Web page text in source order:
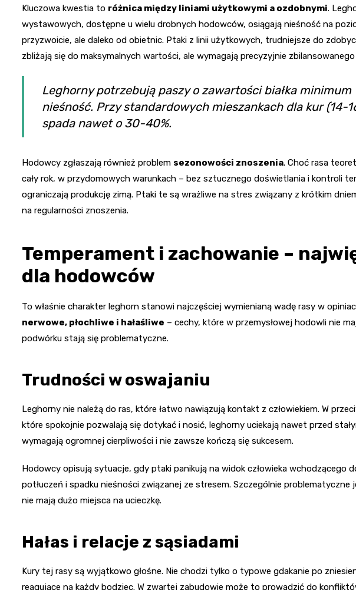
Kluczowa kwestia to różnica między liniami użytkowymi a ozdobnymi.
wystawowych, dostępne u wielu drobnych hodowców, osiągają nieśność na
przyzwoicie, ale daleko od obietnic. Ptaki z linii użytkowych, trudniejsze do
zbliżają się do maksymalnych wartości, ale wymagają precyzyjnie
Leghorny potrzebują paszy o zawartości białka minimum
nieśność. Przy standardowych mieszankach dla kur (14-
spada nawet o 30-40%.
Hodowcy zgłaszają również problem sezonowości znoszenia. Choć rasa
cały rok, w przydomowych warunkach – bez sztucznego doświetlania i kontroli
ograniczają produkcję zimą. Ptaki te są wrażliwe na stres związany z krótkim
na regularności znoszenia.
Temperament i zachowanie –
dla hodowców
To właśnie charakter leghorn stanowi najczęściej wymienianą wadę rasy w
nerwowe, płochliwe i hałaśliwe – cechy, które w przemysłowej hodowli nie
podwórku stają się problematyczne.
Trudności w oswajaniu
Leghorny nie należą do ras, które łatwo nawiązują kontakt z człowiekiem. W
które spokojnie pozwalają się dotykać i nosić, leghorny uciekają nawet przed
wymagają ogromnej cierpliwości i nie zawsze kończą się sukcesem.
Hodowcy opisują sytuacje, gdy ptaki panikują na widok człowieka wchodzącego
potłuczeń i spadku nieśności związanej ze stresem. Szczególnie problematyczne
nie mają dużo miejsca na ucieczkę.
Hałas i relacje z sąsiadami
Kury tej rasy są wyjątkowo głośne. Nie chodzi tylko o typowe gdakanie po
reagujące na każdy bodziec. W zwartej zabudowie może to prowadzić do